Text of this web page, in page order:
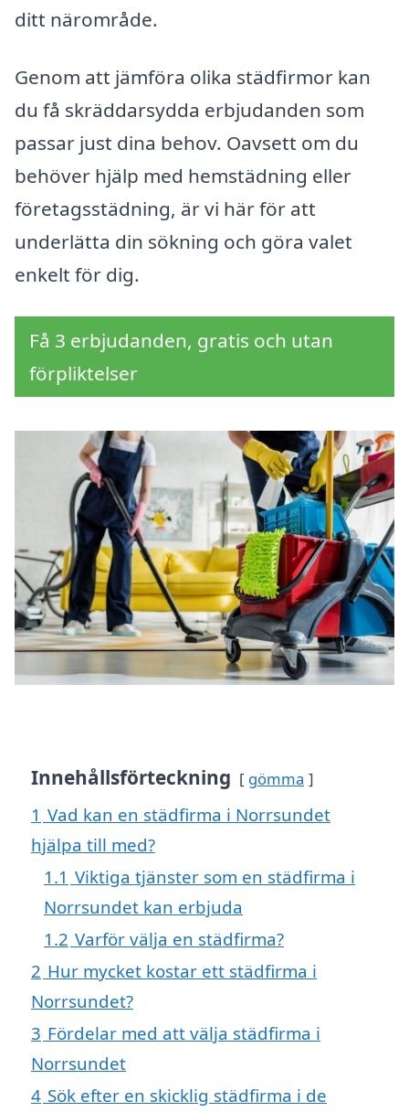
ditt närområde.
Genom att jämföra olika städfirmor kan
du få skräddarsydda erbjudanden som
passar just dina behov. Oavsett om du
behöver hjälp med hemstädning eller
företagsstädning, är vi här för att
underlätta din sökning och göra valet
enkelt för dig.
Få 3 erbjudanden, gratis och utan
förpliktelser
Innehållsförteckning gömma
1 Vad kan en städfirma i Norrsundet
hjälpa till med?
1.1 Viktiga tjänster som en städfirma i
Norrsundet kan erbjuda
1.2 Varför välja en städfirma?
2 Hur mycket kostar ett städfirma i
Norrsundet?
3 Fördelar med att välja städfirma i
Norrsundet
4 Sök efter en skicklig städfirma i de